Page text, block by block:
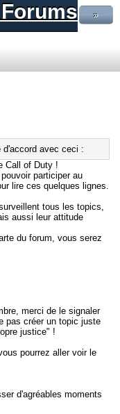
»
d'accord avec ceci :
Call of Duty !
participer au
lire ces quelques lignes.
tous les topics,
aussi leur attitude
du forum, vous serez
merci de le signaler
pas créer un topic juste
justice" !
pourrez aller voir le
d'agréables moments